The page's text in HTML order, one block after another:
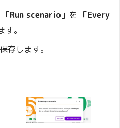
Run scenario 」を
「Every
す。
存します。